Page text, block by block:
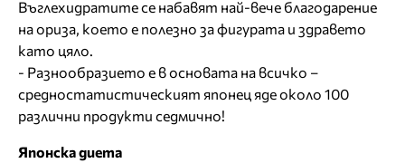
Въглехидратите се набавят най-вече благодарение
на ориза, което е полезно за фигурата и здравето
като цяло.
- Разнообразието е в основата на всичко –
средностатистическият японец яде около 100
различни продукти седмично!
Японска диета